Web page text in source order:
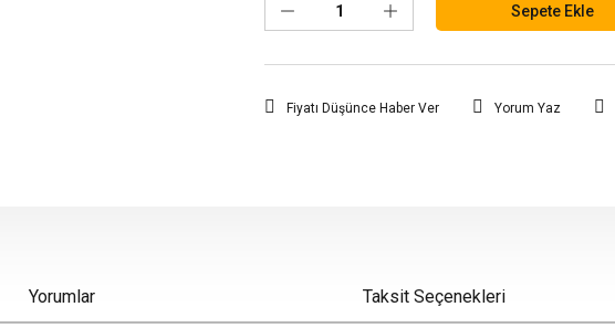
Sepete Ekle
Fiyatı Düşünce Haber Ver Yorum Yaz
Yorumlar Taksit Seçenekleri